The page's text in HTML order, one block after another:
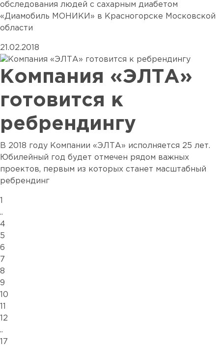
обследования людей с сахарным диабетом
«Диамобиль МОНИКИ» в Красногорске Московской
области
21.02.2018
Компания «ЭЛТА»
готовится к
ребрендингу
В 2018 году Компании «ЭЛТА» исполняется 25 лет.
Юбилейный год будет отмечен рядом важных
проектов, первым из которых станет масштабный
ребрендинг
1
..
4
5
6
7
8
9
10
11
12
..
17